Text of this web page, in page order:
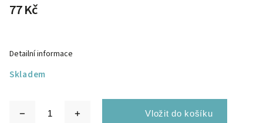
77 Kč
Skladem
Detailní informace